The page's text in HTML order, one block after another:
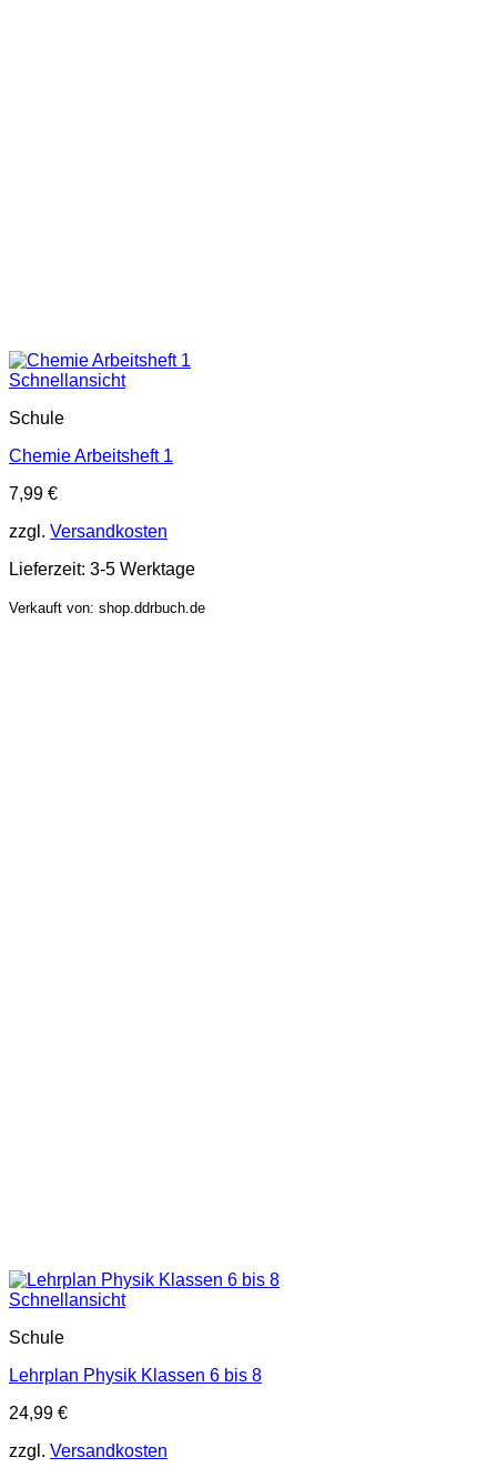
Schnellansicht
Schule
Chemie Arbeitsheft 1
7,99 €
zzgl. Versandkosten
Lieferzeit: 3-5 Werktage
Verkauft von: shop.ddrbuch.de
Schnellansicht
Schule
Lehrplan Physik Klassen 6 bis 8
24,99 €
zzgl. Versandkosten